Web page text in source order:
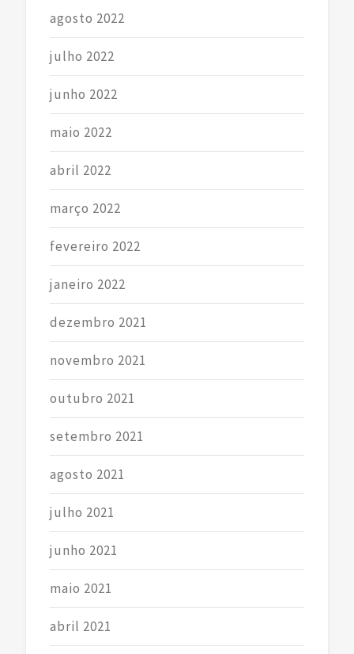
agosto 2022
julho 2022
junho 2022
maio 2022
abril 2022
março 2022
fevereiro 2022
janeiro 2022
dezembro 2021
novembro 2021
outubro 2021
setembro 2021
agosto 2021
julho 2021
junho 2021
maio 2021
abril 2021